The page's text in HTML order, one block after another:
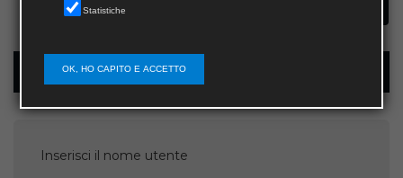
Password recovery
Inserisci il nome utente
Statistiche
OK, HO CAPITO E ACCETTO